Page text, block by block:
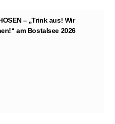
– „Trink aus! Wir
am Bostalsee 2026